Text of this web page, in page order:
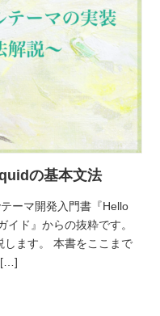
の基本文法
ーマ開発入門書『Hello
ド』からの抜粋です。
ます。 本書をここまで
[…]